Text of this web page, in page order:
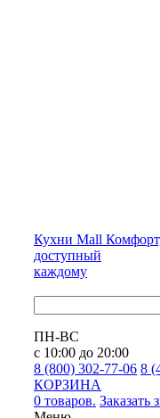
Кухни Mall
доступный
каждому
ПН-ВС
с 10:00 до 20:00
8 (800) 302-77-06 8
КОРЗИНА
0 товаров. Заказать